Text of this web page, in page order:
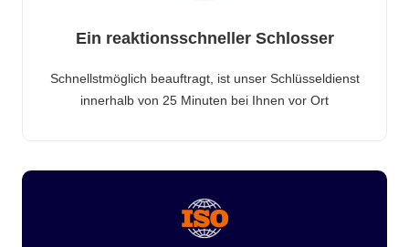
Ein reaktionsschneller Schlosser
Schnellstmöglich beauftragt, ist unser Schlüsseldienst
innerhalb von 25 Minuten bei Ihnen vor Ort